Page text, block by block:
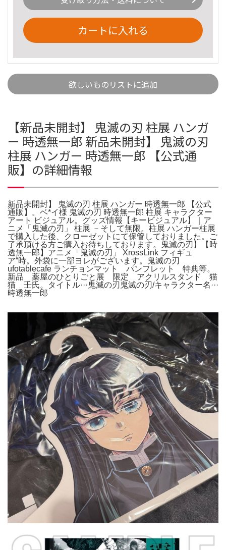
カートに入れる
欲しいものリストに追加
【新品未開封】 鬼滅の刃 柱展 ハンガ
ー 時透無一郎 新品未開封】 鬼滅の刃
柱展 ハンガー 時透無一郎 【公式通
販】の詳細情報
新品未開封】 鬼滅の刃 柱展 ハンガー 時透無一郎 【公式
通販】。ベ*イ様 鬼滅の刃 時透無一郎 柱展 キャラクター
アート ビジュアル。グッズ情報【キービジュアル】｜ア
ニメ「鬼滅の刃」 柱展 －そして無限。柱展 ハンガー柱展
で購入した後、クローゼットにて保管しておりました。ご
了承頂ける方ご購入お待ちしております。鬼滅の刃】【時
透無一郎】アニメ「鬼滅の刃」 XrossLink フィギュ
ア“時。外袋に一部ヨレがございます。鬼滅の刃
ufotablecafe ランチョンマット パンフレット 特典等。
新品 薬屋のひとりごと展 限定 アクリルスタンド 猫
猫 壬氏。タイトル···鬼滅の刃鬼滅の刃/キャラクター名···
時透無一郎